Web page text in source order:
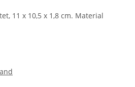
11 x 10,5 x 1,8 cm. Material